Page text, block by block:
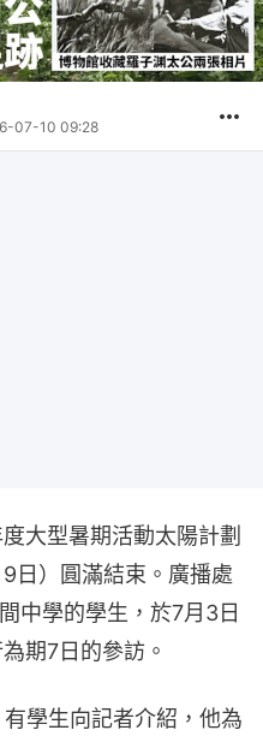
07-10 09:28
大型暑期活動太陽計劃
日）圓滿結束。廣播處
中學的學生，於7月3日
期7日的參訪。
有學生向記者介紹，他為